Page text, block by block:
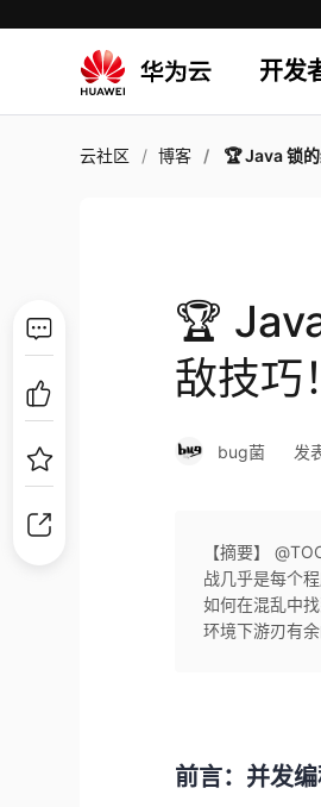
开发
云社区 博客 🏆 Java 锁的
🏆
敌技巧
bug菌 发
【摘要】
战几乎是每个
如何在混乱中
环境下游刃有
前言：并发